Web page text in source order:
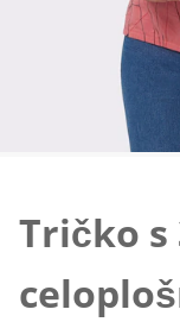
Tričko s